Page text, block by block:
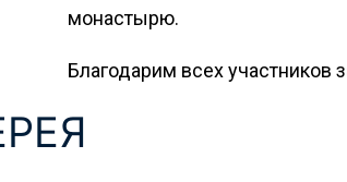
монастырю.
Благодарим всех